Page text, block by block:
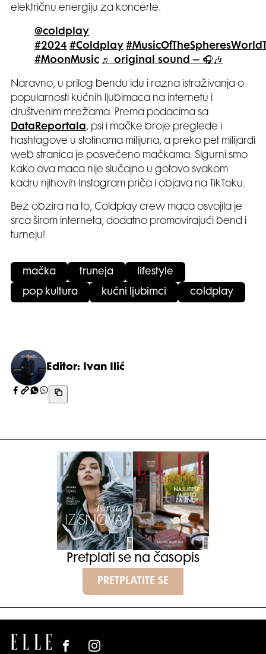
električnu energiju za koncerte.
@coldplay
#2024 #Coldplay
#MoonMusic ♬ original sound – 🎧🎶
Naravno, u prilog bendu idu i razna istraživanja o
popularnosti kućnih ljubimaca na internetu i
društvenim mrežama. Prema podacima sa
DataReportala, psi i mačke broje preglede i
hashtagove u stotinama milijuna, a preko pet milijardi
web stranica je posvećeno mačkama. Sigurni smo
kako ova maca nije slučajno u gotovo svakom
kadru njihovih Instagram priča i objava na TikToku.
Bez obzira na to, Coldplay crew maca osvojila je
srca širom interneta, dodatno promovirajući bend i
turneju!
mačka truneja lifestyle
pop kultura kućni ljubimci coldplay
Editor: Ivan Ilić
Pretplati se na časopis
PRETPLATITE SE